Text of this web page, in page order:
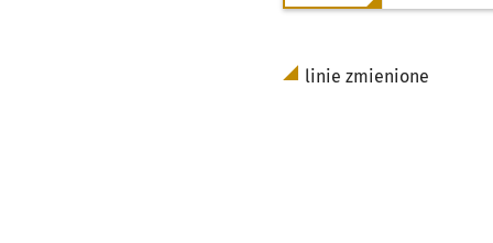
linie zmienione